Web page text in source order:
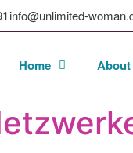
info@unlimited-
Home About